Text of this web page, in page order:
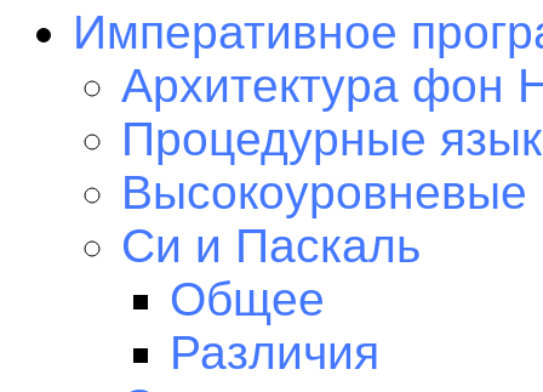
Императивное
Архитектура фон
Процедурные
Си и Паскаль
Общее
Различия